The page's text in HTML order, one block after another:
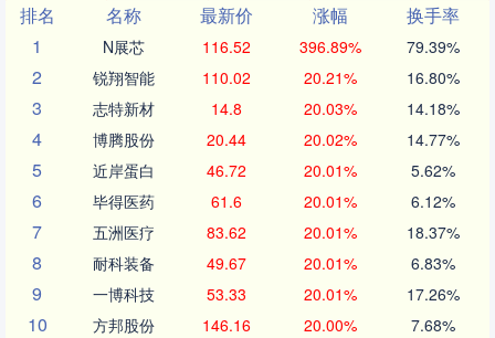
排名
名称 最新价 涨幅
换手率
1
N展芯 116.52 396.89% 79.39%
2 锐翔智能 110.02 20.21% 16.80%
3 志特新材 14.8 20.03% 14.18%
4 博腾股份 20.44 20.02% 14.77%
5 近岸蛋白 46.72 20.01% 5.62%
6 毕得医药 61.6 20.01% 6.12%
7 五洲医疗 83.62 20.01% 18.37%
8 耐科装备 49.67 20.01% 6.83%
9 一博科技 53.33 20.01% 17.26%
10 方邦股份 146.16 20.00% 7.68%